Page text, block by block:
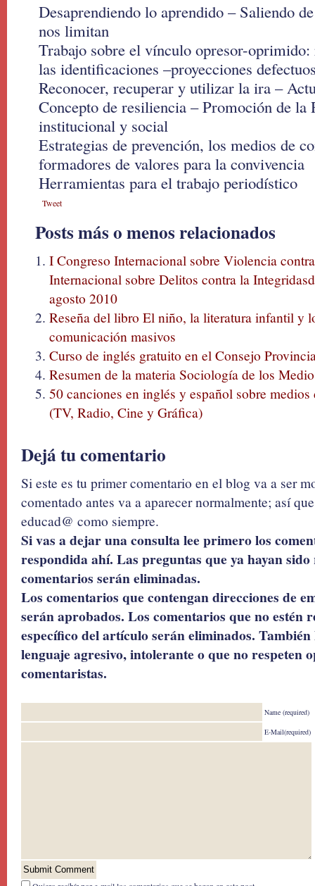
Desaprendiendo lo aprendido – Saliendo
nos limitan
Trabajo sobre el vínculo opresor-oprimido:
las identificaciones –proyecciones
Reconocer, recuperar y utilizar la ira –
Concepto de resiliencia – Promoción de la
institucional y social
Estrategias de prevención, los medios de
formadores de valores para la convivencia
Herramientas para el trabajo periodístico
Tweet
Posts más o menos relacionados
I Congreso Internacional sobre Violencia
Internacional sobre Delitos contra la
agosto 2010
Reseña del libro El niño, la literatura infantil y
comunicación masivos
Curso de inglés gratuito en el Consejo
Resumen de la materia Sociología de los
50 canciones en inglés y español sobre
(TV, Radio, Cine y Gráfica)
Dejá tu comentario
Si este es tu primer comentario en el blog va a ser
comentado antes va a aparecer normalmente; así
educad@ como siempre.
Si vas a dejar una consulta lee primero los
respondida ahí. Las preguntas que ya hayan
comentarios serán eliminadas.
Los comentarios que contengan direcciones de
serán aprobados. Los comentarios que no estén
específico del artículo serán eliminados.
lenguaje agresivo, intolerante o que no respeten
comentaristas.
Name (required)
E-Mail(required)